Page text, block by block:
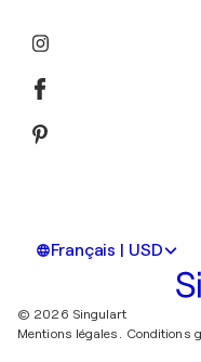
Français | USD
© 2026 Singulart
Mentions légales.
Conditions